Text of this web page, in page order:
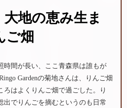
大地の恵み生ま
ご畑
時間が長い、ここ青森県は誰もが
Gardenの菊地さんは、りんご畑
ろはよくりんご畑で過ごした。り
出でりんごを摘むというのも日常